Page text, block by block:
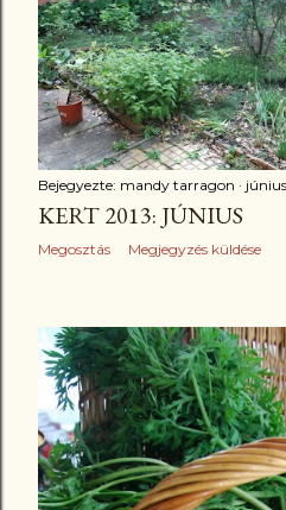
Bejegyezte: mandy tarragon
KERT 2013: JÚNIUS
Megosztás Megjegyzés küldése